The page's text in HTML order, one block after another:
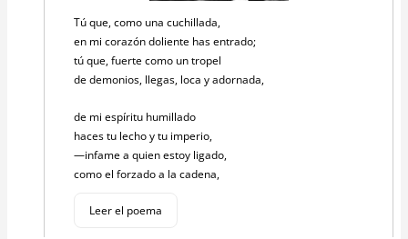
Tú que, como una cuchillada,
en mi corazón doliente has entrado;
tú que, fuerte como un tropel
de demonios, llegas, loca y adornada,
de mi espíritu humillado
haces tu lecho y tu imperio,
—infame a quien estoy ligado,
como el forzado a la cadena,
Leer el poema